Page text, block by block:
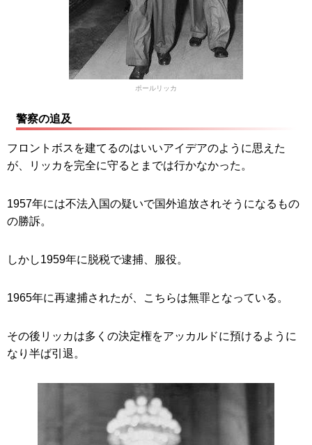
ポールリッカ
警察の追及
フロントボスを建てるのはいいアイデアのように思えた
が、リッカを完全に守るとまでは行かなかった。
1957年には不法入国の疑いで国外追放されそうになるもの
の勝訴。
しかし1959年に脱税で逮捕、服役。
1965年に再逮捕されたが、こちらは無罪となっている。
その後リッカは多くの決定権をアッカルドに預けるように
なり半ば引退。